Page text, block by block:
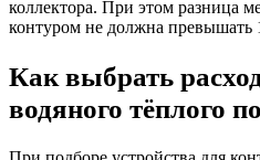
коллектора. При этом разница
контуром не должна превышать
Как выбрать
водяного тёплого